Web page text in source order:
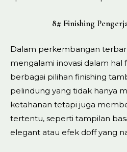
8# Finishing
Dalam perkembangan
mengalami inovasi dalam hal
berbagai pilihan finishing
pelindung yang tidak hanya
ketahanan tetapi juga
tertentu, seperti tampilan
elegant atau efek doff yang